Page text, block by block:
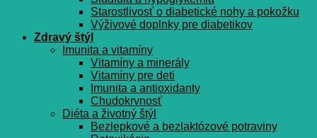
Starostlivosť o diabetické nohy a pokožku
Výživové doplnky pre diabetikov
Zdravý štýl
Imunita a vitamíny
Vitamíny a minerály
Vitamíny pre deti
Imunita a antioxidanty
Chudokrvnosť
Diéta a životný štýl
Bezlepkové a bezlaktózové potraviny